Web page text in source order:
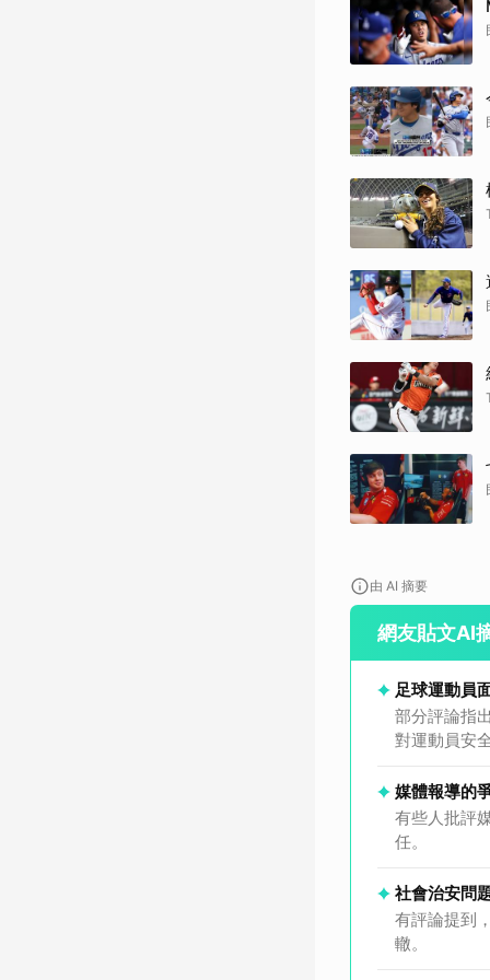
由 AI 摘要
網友貼文AI
足球運動員
部分評論指
對運動員安
媒體報導的
有些人批評
任。
社會治安問
有評論提到
轍。